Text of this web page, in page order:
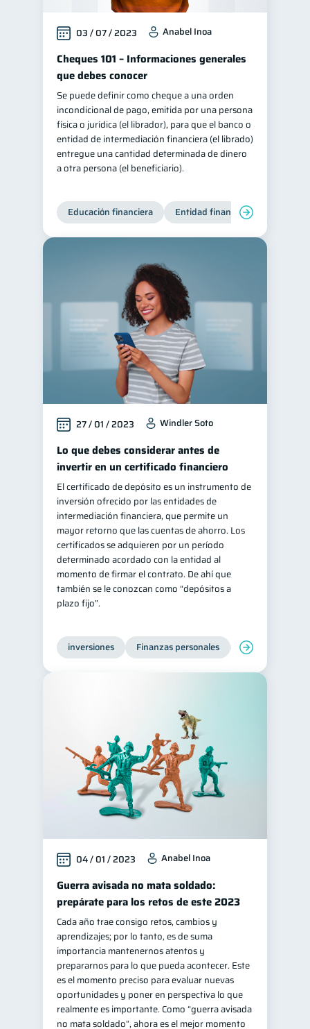
03 / 07 / 2023 Anabel Inoa
Cheques 101 – Informaciones generales
que debes conocer
Se puede definir como cheque a una orden
incondicional de pago, emitida por una persona
física o jurídica (el librador), para que el banco o
entidad de intermediación financiera (el librado)
entregue una cantidad determinada de dinero
a otra persona (el beneficiario).
Educación financiera Entidad financiera
27 / 01 / 2023 Windler Soto
Lo que debes considerar antes de
invertir en un certificado financiero
El certificado de depósito es un instrumento de
inversión ofrecido por las entidades de
intermediación financiera, que permite un
mayor retorno que las cuentas de ahorro. Los
certificados se adquieren por un período
determinado acordado con la entidad al
momento de firmar el contrato. De ahí que
también se le conozcan como “depósitos a
plazo fijo”.
inversiones Finanzas personales Educación
04 / 01 / 2023 Anabel Inoa
Guerra avisada no mata soldado:
prepárate para los retos de este 2023
Cada año trae consigo retos, cambios y
aprendizajes; por lo tanto, es de suma
importancia mantenernos atentos y
prepararnos para lo que pueda acontecer. Este
es el momento preciso para evaluar nuevas
oportunidades y poner en perspectiva lo que
realmente es importante. Como “guerra avisada
no mata soldado”, ahora es el mejor momento